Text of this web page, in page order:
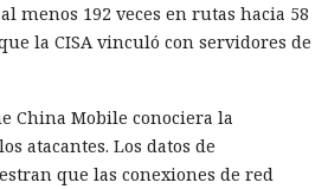
menos 192 veces en rutas hacia 58
la CISA vinculó con servidores de
China Mobile conociera la
atacantes. Los datos de
que las conexiones de red